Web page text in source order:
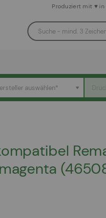
Produziert mit ♥
auswählen*